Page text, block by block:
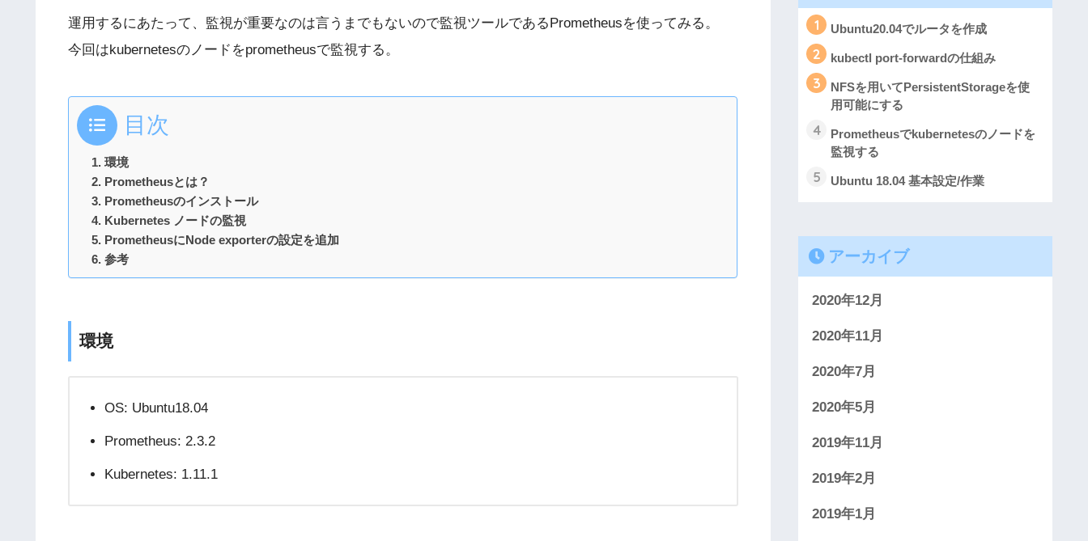
運用するにあたって、監視が重要なのは言うまでもないので監視ツールであるPrometheusを使ってみる。
今回はkubernetesのノードをprometheusで監視する。
目次
環境
Prometheusとは？
Prometheusのインストール
Kubernetes ノードの監視
PrometheusにNode exporterの設定を追加
参考
環境
OS: Ubuntu18.04
Prometheus: 2.3.2
Kubernetes: 1.11.1
1 Ubuntu20.04でルータを作成
2 kubectl port-forwardの仕組み
3
NFSを用いてPersistentStorageを使
用可能にする
4
Prometheusでkubernetesのノードを
監視する
5 Ubuntu 18.04 基本設定/作業
アーカイブ
2020年12月
2020年11月
2020年7月
2020年5月
2019年11月
2019年2月
2019年1月